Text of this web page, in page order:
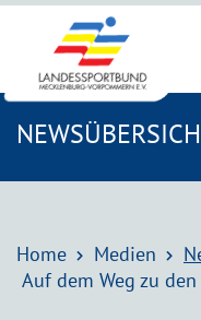
Home Medien
Auf dem Weg zu